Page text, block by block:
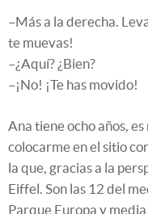
–Más a la derecha.
te muevas!
–¿Aquí? ¿Bien?
–¡No! ¡Te has movido!
Ana tiene ocho años,
colocarme en el sitio
la que, gracias a la
Eiffel. Son las 12 del
Parque Europa y